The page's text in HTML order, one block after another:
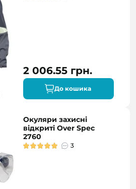
2 006.55 грн.
До кошика
Окуляри захисні
відкриті Over Spec
2760
3